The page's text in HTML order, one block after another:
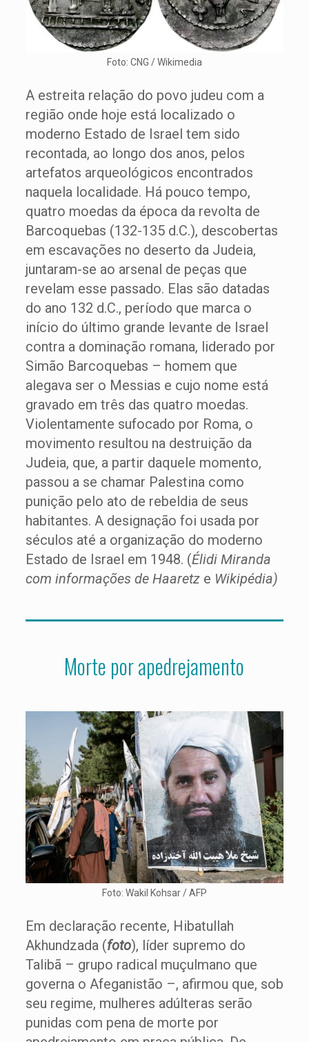
Foto: CNG / Wikimedia
A estreita relação do povo judeu com a
região onde hoje está localizado o
moderno Estado de Israel tem sido
recontada, ao longo dos anos, pelos
artefatos arqueológicos encontrados
naquela localidade. Há pouco tempo,
quatro moedas da época da revolta de
Barcoquebas (132-135 d.C.), descobertas
em escavações no deserto da Judeia,
juntaram-se ao arsenal de peças que
revelam esse passado. Elas são datadas
do ano 132 d.C., período que marca o
início do último grande levante de Israel
contra a dominação romana, liderado por
Simão Barcoquebas – homem que
alegava ser o Messias e cujo nome está
gravado em três das quatro moedas.
Violentamente sufocado por Roma, o
movimento resultou na destruição da
Judeia, que, a partir daquele momento,
passou a se chamar Palestina como
punição pelo ato de rebeldia de seus
habitantes. A designação foi usada por
séculos até a organização do moderno
Estado de Israel em 1948. (Élidi Miranda
com informações de Haaretz e Wikipédia)
Morte por apedrejamento
Foto: Wakil Kohsar / AFP
Em declaração recente, Hibatullah
Akhundzada (foto), líder supremo do
Talibã – grupo radical muçulmano que
governa o Afeganistão –, afirmou que, sob
seu regime, mulheres adúlteras serão
punidas com pena de morte por